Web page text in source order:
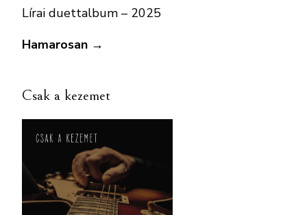
Lírai duettalbum – 2025
Hamarosan →
Csak a kezemet